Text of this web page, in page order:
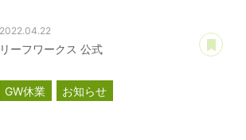
む
2022.04.22
リーフワークス 公式
あと
GW休業 お知らせ